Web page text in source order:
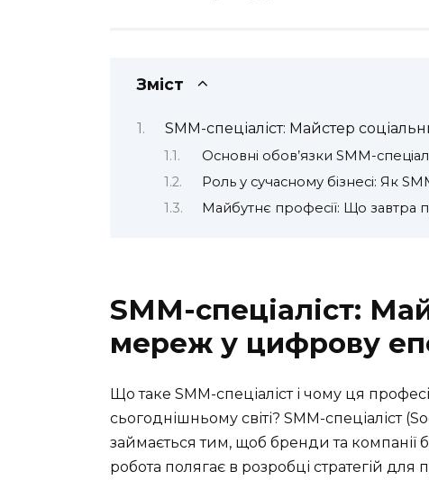
Зміст
SMM-спеціаліст: Майстер
Основні обов’язки SMM-
Роль у сучасному бізнесі: Як
Майбутнє професії: Що завтра
SMM-спеціаліст:
мереж у цифрову
Що таке SMM-спеціаліст і чому ця
сьогоднішньому світі? SMM-спеціаліст
займається тим, щоб бренди та компанії
робота полягає в розробці стратегій для